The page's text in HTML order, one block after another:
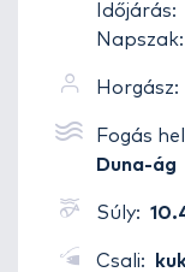
Időjárás:
Napszak:
Horgász:
Fogás
Duna-ág
Súly:
Csali: